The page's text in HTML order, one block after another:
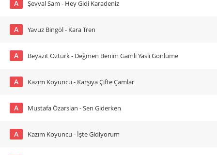
A Şevval Sam - Hey Gidi Karadeniz
A Yavuz Bingöl - Kara Tren
A Beyazıt Öztürk - Değmen Benim Gamlı Yaslı Gönlüme
A Kazım Koyuncu - Karşıya Çifte Çamlar
A Mustafa Özarslan - Sen Giderken
A Kazım Koyuncu - İşte Gidiyorum